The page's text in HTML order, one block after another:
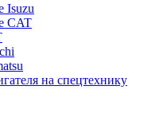
Isuzu
CAT
на спецтехнику